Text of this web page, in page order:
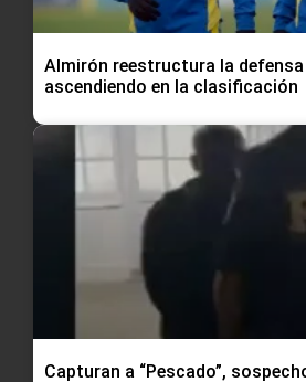
Almirón reestructura la
ascendiendo en la clasificación
Capturan a “Pescado”,